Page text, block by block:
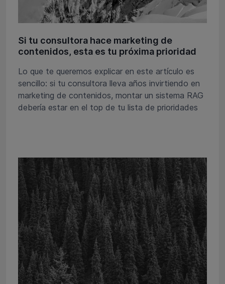
Si tu consultora hace marketing de
contenidos, esta es tu próxima prioridad
Lo que te queremos explicar en este artículo es
sencillo: si tu consultora lleva años invirtiendo en
marketing de contenidos, montar un sistema RAG
debería estar en el top de tu lista de prioridades